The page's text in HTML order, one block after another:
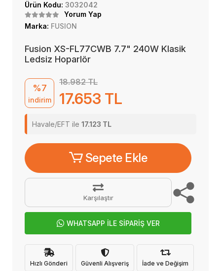
Ürün Kodu: 3032042
Yorum Yap
Marka: FUSION
Fusion XS-FL77CWB 7.7" 240W Klasik
Ledsiz Hoparlör
%7
indirim
18.982 TL
17.653 TL
Havale/EFT ile 17.123 TL
Sepete Ekle
Karşılaştır
WHATSAPP İLE SİPARİŞ VER
Hızlı Gönderi Güvenli Alışveriş İade ve Değişim